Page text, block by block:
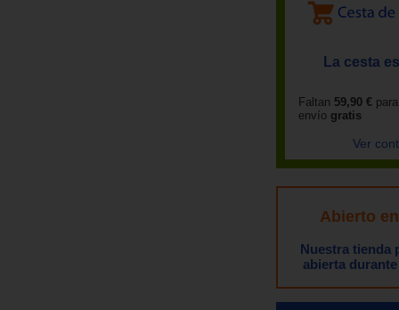
La cesta
Faltan 59,90 €
envío gratis
Ver
Abierto
Nuestra tienda
abierta